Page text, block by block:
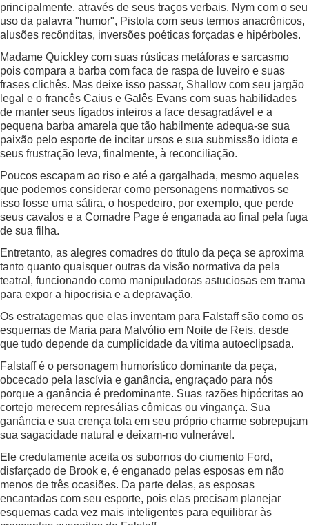
principalmente, através de seus traços verbais. Nym com o seu
uso da palavra "humor", Pistola com seus termos anacrônicos,
alusões recônditas, inversões poéticas forçadas e hipérboles.
Madame Quickley com suas rústicas metáforas e sarcasmo
pois compara a barba com faca de raspa de luveiro e suas
frases clichês. Mas deixe isso passar, Shallow com seu jargão
legal e o francês Caius e Galês Evans com suas habilidades
de manter seus fígados inteiros a face desagradável e a
pequena barba amarela que tão habilmente adequa-se sua
paixão pelo esporte de incitar ursos e sua submissão idiota e
seus frustração leva, finalmente, à reconciliação.
Poucos escapam ao riso e até a gargalhada, mesmo aqueles
que podemos considerar como personagens normativos se
isso fosse uma sátira, o hospedeiro, por exemplo, que perde
seus cavalos e a Comadre Page é enganada ao final pela fuga
de sua filha.
Entretanto, as alegres comadres do título da peça se aproxima
tanto quanto quaisquer outras da visão normativa da pela
teatral, funcionando como manipuladoras astuciosas em trama
para expor a hipocrisia e a depravação.
Os estratagemas que elas inventam para Falstaff são como os
esquemas de Maria para Malvólio em Noite de Reis, desde
que tudo depende da cumplicidade da vítima autoeclipsada.
Falstaff é o personagem humorístico dominante da peça,
obcecado pela lascívia e ganância, engraçado para nós
porque a ganância é predominante. Suas razões hipócritas ao
cortejo merecem represálias cômicas ou vingança. Sua
ganância e sua crença tola em seu próprio charme sobrepujam
sua sagacidade natural e deixam-no vulnerável.
Ele credulamente aceita os subornos do ciumento Ford,
disfarçado de Brook e, é enganado pelas esposas em não
menos de três ocasiões. Da parte delas, as esposas
encantadas com seu esporte, pois elas precisam planejar
esquemas cada vez mais inteligentes para equilibrar às